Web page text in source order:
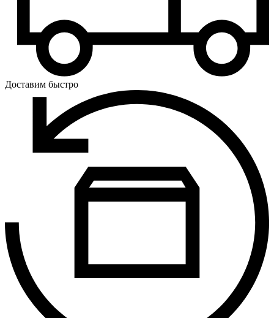
Доставим быстро